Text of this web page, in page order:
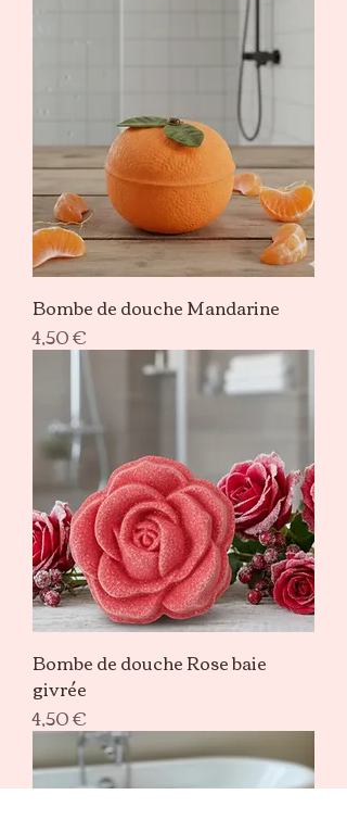
Bombe de douche Mandarine
Prix
4,50 €
Bombe de douche Rose baie
givrée
Prix
4,50 €